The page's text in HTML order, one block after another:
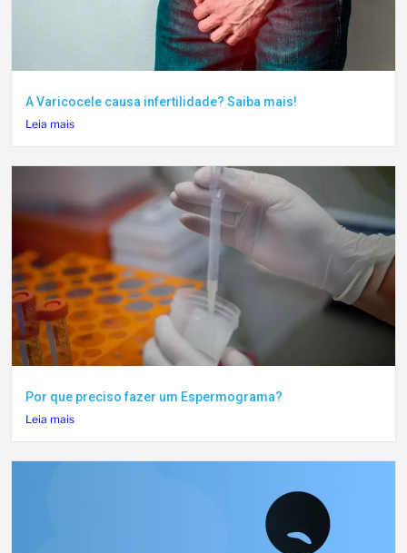
A Varicocele causa infertilidade? Saiba mais!
Leia mais
Por que preciso fazer um Espermograma?
Leia mais